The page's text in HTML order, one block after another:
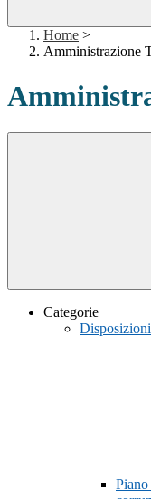
Home >
Amministrazione
Categorie